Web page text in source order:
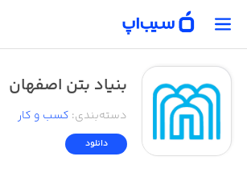
بنیاد بتن اصفهان
دسته‌بندی: کسب‌ و ‌کار
دانلود